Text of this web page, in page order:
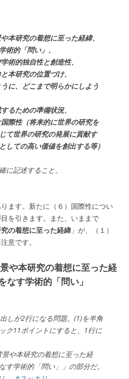
本研究の着想に至った経緯、
術的「問い」、
術的独自性と創造性、
本研究の位置づけ、
に、どこまで明らかにしよう
るための準備状況、
際性（将来的に世界の研究を
て世界の研究の発展に貢献す
しての高い価値を創出する等）
に記述すること。
ます。新たに（６）国際性につい
を引きます。また、いままで
の着想に至った経緯 」が、（１）
意です。
や本研究の着想に至った経
なす学術的「問い」
しが2行になる問題。(1)を半角
ク11ポイントにすると、1行に
景や本研究の着想に至った経
す学術的「問い」」の部分だ。